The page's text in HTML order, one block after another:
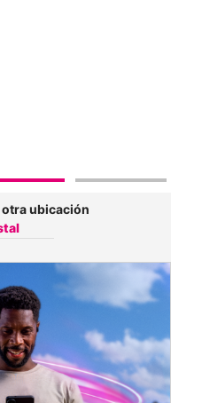
ubicación